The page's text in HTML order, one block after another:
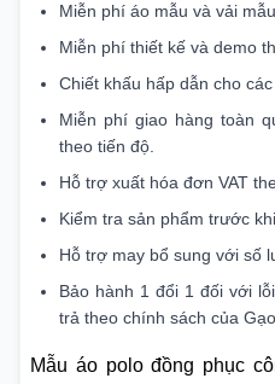
Miễn phí áo mẫu và vải
Miễn phí thiết kế và demo
Chiết khấu hấp dẫn cho
Miễn phí giao hàng toàn
theo tiến độ.
Hỗ trợ xuất hóa đơn VAT
Kiểm tra sản phẩm trước
Hỗ trợ may bổ sung với số
Bảo hành 1 đổi 1 đối với
trả theo chính sách của
Mẫu áo polo đồng phục